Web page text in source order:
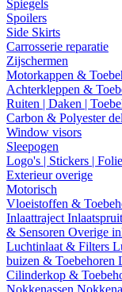
Spiegels
Spoilers
Side Skirts
Carrosserie reparatie
Zijschermen
Motorkappen &
Achterkleppen &
Ruiten | Daken |
Carbon & Polyester
Window visors
Sleepogen
Logo's | Stickers |
Exterieur overige
Motorisch
Vloeistoffen &
Inlaattraject
& Sensoren Overige
Luchtinlaat & Filters
buizen & Toebehoren
Cilinderkop &
Nokkenassen